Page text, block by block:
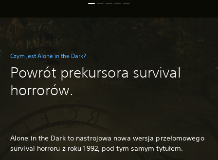
Czym jest Alone in the Dark?
Powrót prekursora survival
horrorów.
Alone in the Dark to nastrojowa nowa wersja przełomowego
survival horroru z roku 1992, pod tym samym tytułem.